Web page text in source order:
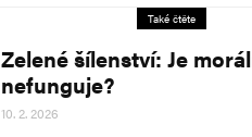
Také čtěte
Zelené šílenství: Je
nefunguje?
10. 2. 2026